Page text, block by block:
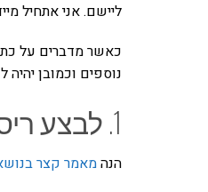
ליישם. אני אתחיל
נוספים וכמובן
1. לבצע ריסט ל-CSS
הנהמאמר קצר